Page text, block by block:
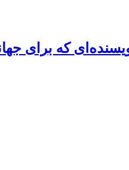
که برای